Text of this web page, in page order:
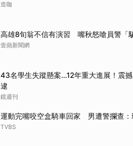
造咖
高雄8旬翁不信有演習 嘴秋怒嗆員警「
壹蘋新聞網
43名學生失蹤懸案...12年重大進展！震
逮
鏡週刊
運動完嘴咬空盒騎車回家 男遭警攔查：
TVBS